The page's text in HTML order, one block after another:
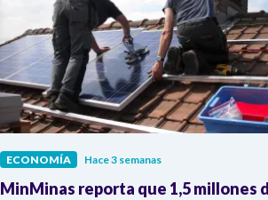
ECONOMÍA Hace 3 semanas
MinMinas reporta que 1,5 millones